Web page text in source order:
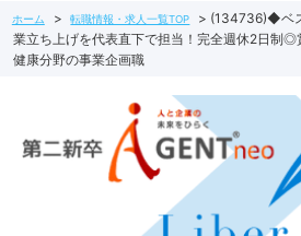
ホーム 転職情報・求人一覧TOP
(134736)◆ベ
業立ち上げを代表直下で担当！完全週休2日制◎
健康分野の事業企画職